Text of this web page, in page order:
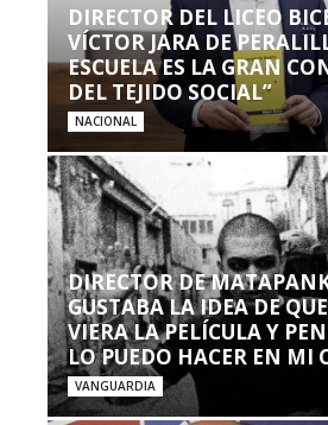
DIRECTOR DEL LICEO
VÍCTOR JARA DE
ESCUELA ES LA GRAN
DEL TEJIDO SOCIAL”
NACIONAL
DIRECTOR DE
GUSTABA LA IDEA DE
VIERA LA PELÍCULA Y
LO PUEDO HACER EN MI
VANGUARDIA